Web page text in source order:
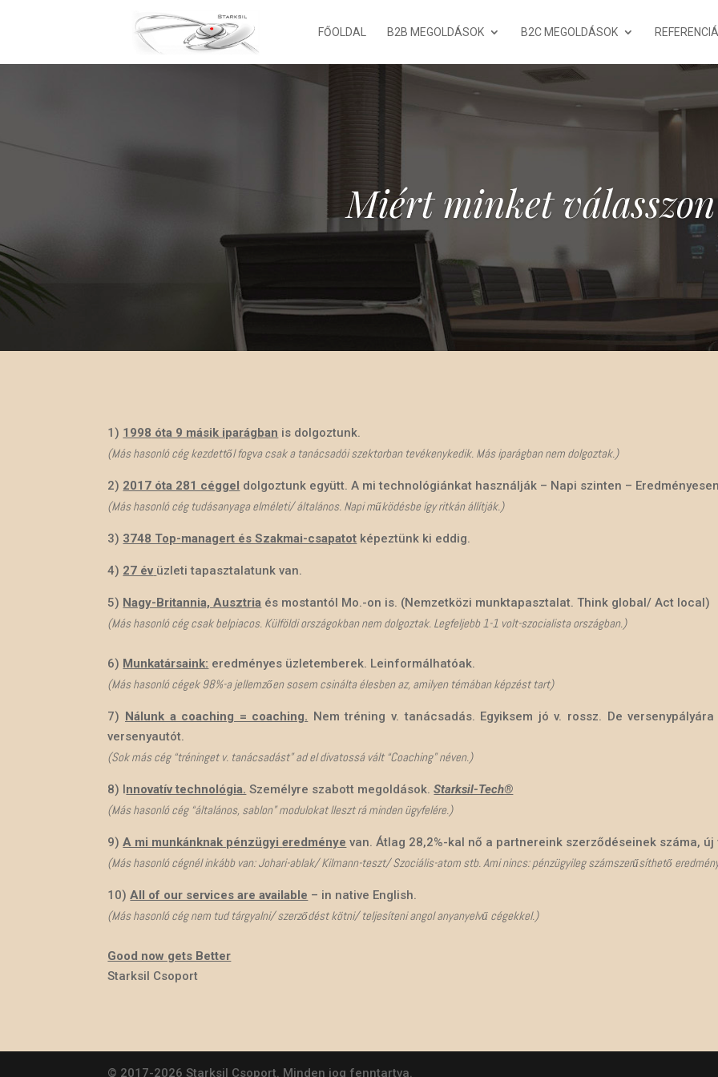
FŐOLDAL B2B MEGOLDÁSOK B2C MEGOLDÁSOK
Miért minket
1) 1998 óta 9 másik iparágban is dolgoztunk.
(Más hasonló cég kezdettől fogva csak a tanácsadói szektorban tevékenykedik. Más iparágban nem dolgoztak.)
2) 2017 óta 281 céggel dolgoztunk együtt. A mi technológiánkat használják – Napi szinten –
(Más hasonló cég tudásanyaga elméleti/ általános. Napi működésbe így ritkán állítják.)
3) 3748 Top-managert és Szakmai-csapatot képeztünk ki eddig.
4) 27 év üzleti tapasztalatunk van.
5) Nagy-Britannia, Ausztria és mostantól Mo.-on is. (Nemzetközi munktapasztalat. Think global/ Act local)
(Más hasonló cég csak belpiacos. Külföldi országokban nem dolgoztak. Legfeljebb 1-1 volt-szocialista országban.)
6) Munkatársaink: eredményes üzletemberek. Leinformálhatóak.
(Más hasonló cégek 98%-a jellemzően sosem csinálta élesben az, amilyen témában képzést tart)
7) Nálunk a coaching = coaching. Nem tréning v. tanácsadás. Egyiksem jó v. rossz. De
versenyautót.
(Sok más cég “tréninget v. tanácsadást” ad el divatossá vált “Coaching” néven.)
8) Innovatív technológia. Személyre szabott megoldások.Starksil-Tech®
(Más hasonló cég “általános, sablon” modulokat lleszt rá minden ügyfelére.)
9)A mi munkánknak pénzügyieredménye van. Átlag 28,2%-kal nő a partnereink szerződéseinek száma, új
(Más hasonló cégnél inkább van: Johari-ablak/ Kilmann-teszt/ Szociális-atom stb. Ami nincs: pénzügyileg számszerűsíthető
10) All of our services are available – in native English.
(Más hasonló cég nem tud tárgyalni/ szerződést kötni/ teljesíteni angol anyanyelvű cégekkel.)
Good now gets Better
Starksil Csoport
© 2017-2026 Starksil Csoport. Minden jog fenntartva.